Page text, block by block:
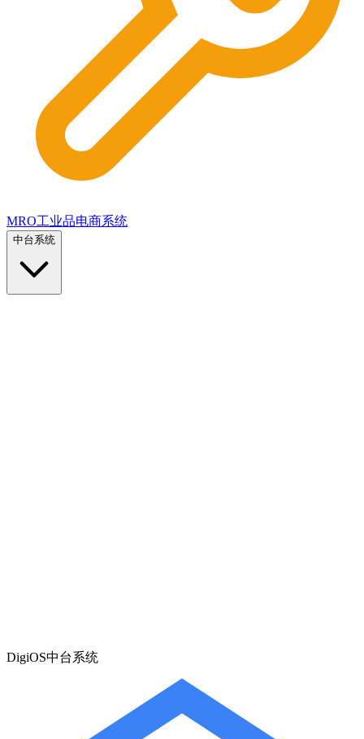
MRO工业品电商系统
中台系统
DigiOS中台系统